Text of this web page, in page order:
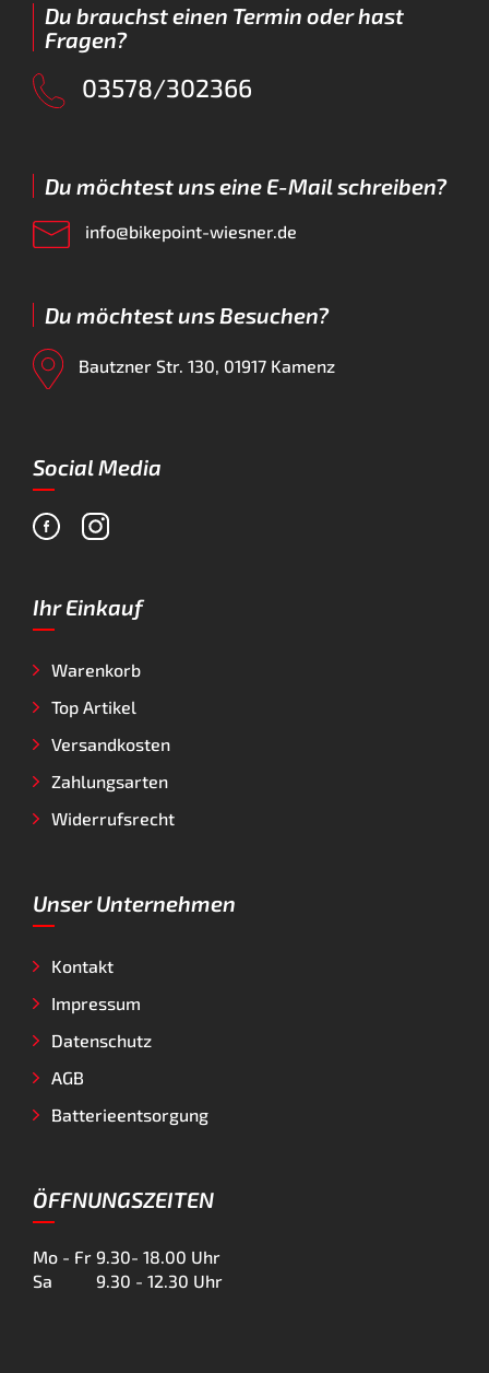
Du brauchst einen Termin oder hast
Fragen?
03578/302366
Du möchtest uns eine E-Mail schreiben?
info@bikepoint-wiesner.de
Du möchtest uns Besuchen?
Bautzner Str. 130, 01917 Kamenz
Social Media
Ihr Einkauf
Warenkorb
Top Artikel
Versandkosten
Zahlungsarten
Widerrufsrecht
Unser Unternehmen
Kontakt
Impressum
Datenschutz
AGB
Batterieentsorgung
ÖFFNUNGSZEITEN
Mo - Fr 9.30- 18.00 Uhr
Sa
9.30 - 12.30 Uhr